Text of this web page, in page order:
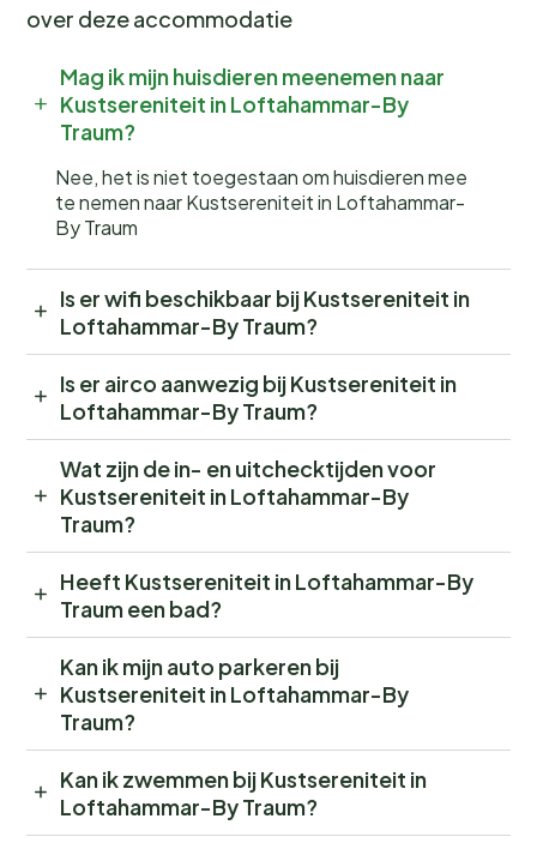
over deze accommodatie
Mag ik mijn huisdieren meenemen naar
Kustsereniteit in Loftahammar-By
Traum?
Nee, het is niet toegestaan om huisdieren mee
te nemen naar Kustsereniteit in Loftahammar-
By Traum
Is er wifi beschikbaar bij Kustsereniteit in
Loftahammar-By Traum?
Is er airco aanwezig bij Kustsereniteit in
Loftahammar-By Traum?
Wat zijn de in- en uitchecktijden voor
Kustsereniteit in Loftahammar-By
Traum?
Heeft Kustsereniteit in Loftahammar-By
Traum een bad?
Kan ik mijn auto parkeren bij
Kustsereniteit in Loftahammar-By
Traum?
Kan ik zwemmen bij Kustsereniteit in
Loftahammar-By Traum?